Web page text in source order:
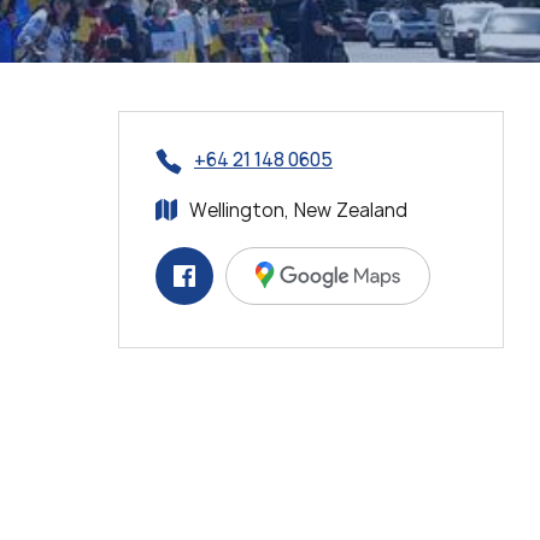
+64 21 148 0605
Wellington, New Zealand